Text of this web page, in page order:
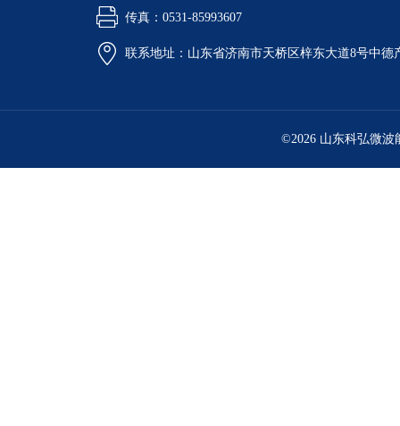
传真：0531-85993607
联系地址：山东省济南市天桥区梓东大道8号中德
©2026 山东科弘微